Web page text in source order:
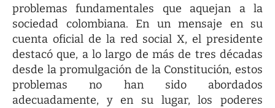
problemas fundamentales que aquejan a la
sociedad colombiana. En un mensaje en su
cuenta oficial de la red social X, el presidente
destacó que, a lo largo de más de tres décadas
desde la promulgación de la Constitución, estos
problemas no han sido abordados
adecuadamente, y en su lugar, los poderes